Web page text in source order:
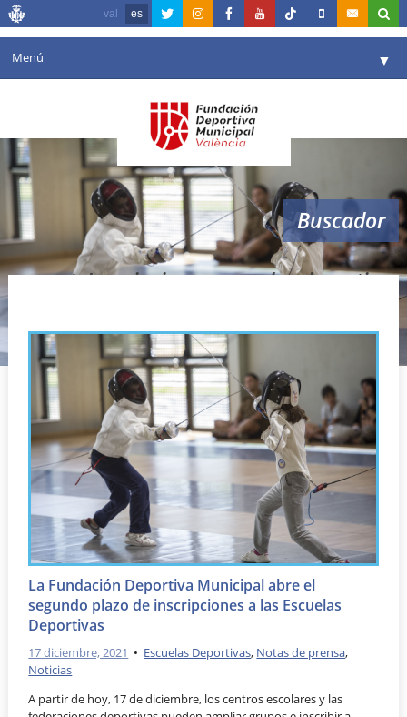
val es
Menú ▼
Agenda
Instalaciones
Comunicación ▼
Valencia en deporte ▼
Reservas
Buscador
Inscripciones escuelas deportivas
La Fundación Deportiva Municipal abre el
segundo plazo de inscripciones a las Escuelas
Deportivas
17 diciembre, 2021 • Escuelas Deportivas, Notas de prensa,
Noticias
A partir de hoy, 17 de diciembre, los centros escolares y las